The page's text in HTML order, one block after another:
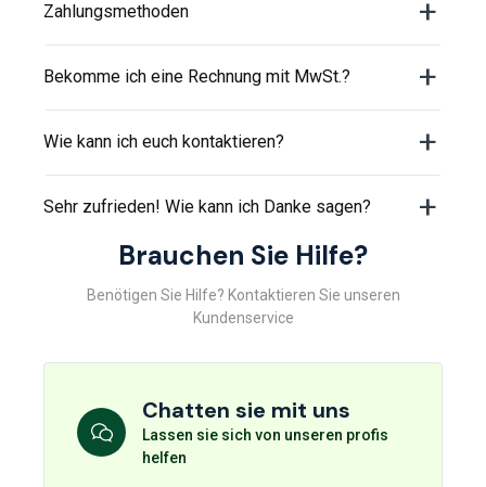
Zahlungsmethoden
Bekomme ich eine Rechnung mit MwSt.?
Wie kann ich euch kontaktieren?
Sehr zufrieden! Wie kann ich Danke sagen?
Brauchen Sie Hilfe?
Benötigen Sie Hilfe? Kontaktieren Sie unseren
Kundenservice
Chatten sie mit uns
Lassen sie sich von unseren profis
helfen